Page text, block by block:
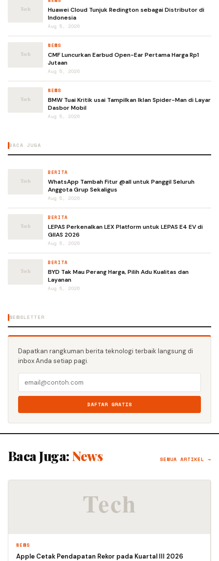
Huawei Cloud Tunjuk Redington sebagai Distributor di
Indonesia
Aug 5, 2026
NEWS
CMF Luncurkan Earbud Open-Ear Pertama Harga Rp1
Jutaan
Aug 5, 2026
NEWS
BMW Tuai Kritik usai Tampilkan Iklan Spider-Man di Layar
Dasbor Mobil
Aug 5, 2026
BACA JUGA
BERITA
WhatsApp Tambah Fitur @all untuk Panggil Seluruh
Anggota Grup Sekaligus
Aug 5, 2026
BERITA
LEPAS Perkenalkan LEX Platform untuk LEPAS E4 EV di
GIIAS 2026
Aug 5, 2026
BERITA
BYD Tak Mau Perang Harga, Pilih Adu Kualitas dan
Layanan
Aug 5, 2026
NEWSLETTER
Dapatkan rangkuman berita teknologi terbaik langsung di
inbox Anda setiap pagi.
DAFTAR GRATIS
Baca Juga: News SEMUA ARTIKEL →
NEWS
Apple Cetak Pendapatan Rekor pada Kuartal III 2026